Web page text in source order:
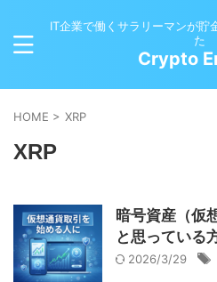
IT企業で働くサラリーマンが貯
た
Crypto
HOME > XRP
XRP
暗号資産（仮
と思っている
2026/3/29